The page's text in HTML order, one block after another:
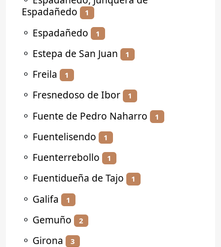
Espadañedo
1
⚬ Espadañedo 1
⚬ Estepa de San Juan 1
⚬ Freila 1
⚬ Fresnedoso de Ibor 1
⚬ Fuente de Pedro Naharro 1
⚬ Fuentelisendo 1
⚬ Fuenterrebollo 1
⚬ Fuentidueña de Tajo 1
⚬ Galifa 1
⚬ Gemuño 2
⚬ Girona 3